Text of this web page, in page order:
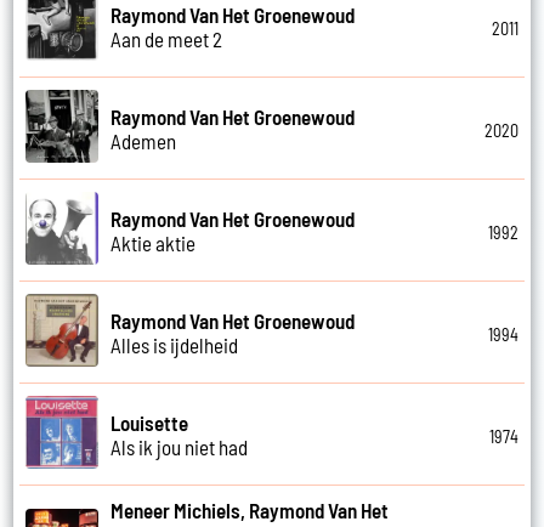
Raymond Van Het Groenewoud
Aan de meet 2
2011
Raymond Van Het Groenewoud
Ademen
2020
Raymond Van Het Groenewoud
Aktie aktie
1992
Raymond Van Het Groenewoud
Alles is ijdelheid
1994
Louisette
Als ik jou niet had
1974
Meneer Michiels, Raymond Van Het